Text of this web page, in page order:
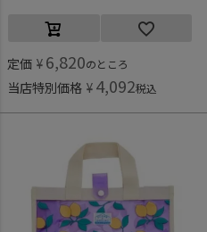
定価 ¥ 6,820のところ
当店特別価格 ¥ 4,092税込